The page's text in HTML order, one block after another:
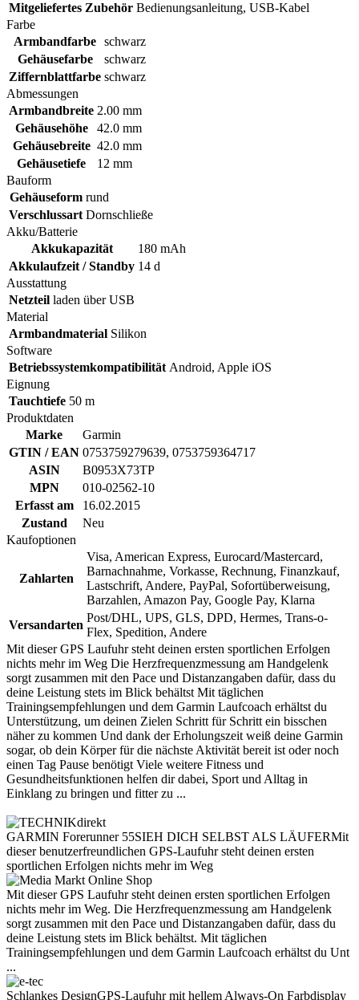
Mitgeliefertes Zubehör Bedienungsanleitung, USB-Kabel
Farbe
Armbandfarbe schwarz
Gehäusefarbe
schwarz
Ziffernblattfarbe schwarz
Abmessungen
Armbandbreite 2.00 mm
Gehäusehöhe
42.0 mm
Gehäusebreite 42.0 mm
Gehäusetiefe
12 mm
Bauform
Gehäuseform rund
Verschlussart Dornschließe
Akku/Batterie
Akkukapazität
180 mAh
Akkulaufzeit / Standby 14 d
Ausstattung
Netzteil laden über USB
Material
Armbandmaterial Silikon
Software
Betriebssystemkompatibilität Android, Apple iOS
Eignung
Tauchtiefe 50 m
Produktdaten
Marke
Garmin
GTIN / EAN 0753759279639, 0753759364717
ASIN
B0953X73TP
MPN
010-02562-10
Erfasst am
16.02.2015
Zustand
Neu
Kaufoptionen
Zahlarten
Visa, American Express, Eurocard/Mastercard,
Barnachnahme, Vorkasse, Rechnung, Finanzkauf,
Lastschrift, Andere, PayPal, Sofortüberweisung,
Barzahlen, Amazon Pay, Google Pay, Klarna
Versandarten
Post/DHL, UPS, GLS, DPD, Hermes, Trans-o-
Flex, Spedition, Andere
Mit dieser GPS Laufuhr steht deinen ersten sportlichen Erfolgen
nichts mehr im Weg Die Herzfrequenzmessung am Handgelenk
sorgt zusammen mit den Pace und Distanzangaben dafür, dass du
deine Leistung stets im Blick behältst Mit täglichen
Trainingsempfehlungen und dem Garmin Laufcoach erhältst du
Unterstützung, um deinen Zielen Schritt für Schritt ein bisschen
näher zu kommen Und dank der Erholungszeit weiß deine Garmin
sogar, ob dein Körper für die nächste Aktivität bereit ist oder noch
einen Tag Pause benötigt Viele weitere Fitness und
Gesundheitsfunktionen helfen dir dabei, Sport und Alltag in
Einklang zu bringen und fitter zu ...
GARMIN Forerunner 55SIEH DICH SELBST ALS LÄUFERMit
dieser benutzerfreundlichen GPS-Laufuhr steht deinen ersten
sportlichen Erfolgen nichts mehr im Weg
Mit dieser GPS Laufuhr steht deinen ersten sportlichen Erfolgen
nichts mehr im Weg. Die Herzfrequenzmessung am Handgelenk
sorgt zusammen mit den Pace und Distanzangaben dafür, dass du
deine Leistung stets im Blick behältst. Mit täglichen
Trainingsempfehlungen und dem Garmin Laufcoach erhältst du Unt
...
Schlankes DesignGPS-Laufuhr mit hellem Always-On Farbdisplay